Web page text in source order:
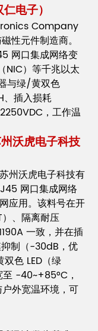
电子）
Company
性元件制造商。
网口集成网络变
NIC）等千兆以太
与绿/黄双色
、插入损耗
，工作温
沃虎电子科技
州沃虎电子科技有
网口集成网络
应用。该料号在开
、隔离耐压
一致，并在插
抑制（-30dB，优
色 LED（绿
至 -40~+85°C，
外宽温环境，可